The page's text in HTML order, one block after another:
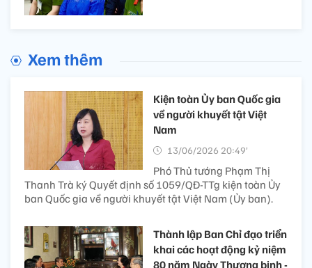
Xem thêm
Kiện toàn Ủy ban Quốc gia
về người khuyết tật Việt
Nam
13/06/2026 20:49’
Phó Thủ tướng Phạm Thị
Thanh Trà ký Quyết định số 1059/QĐ-TTg kiện toàn Ủy
ban Quốc gia về người khuyết tật Việt Nam (Ủy ban).
Thành lập Ban Chỉ đạo triển
khai các hoạt động kỷ niệm
80 năm Ngày Thương binh -